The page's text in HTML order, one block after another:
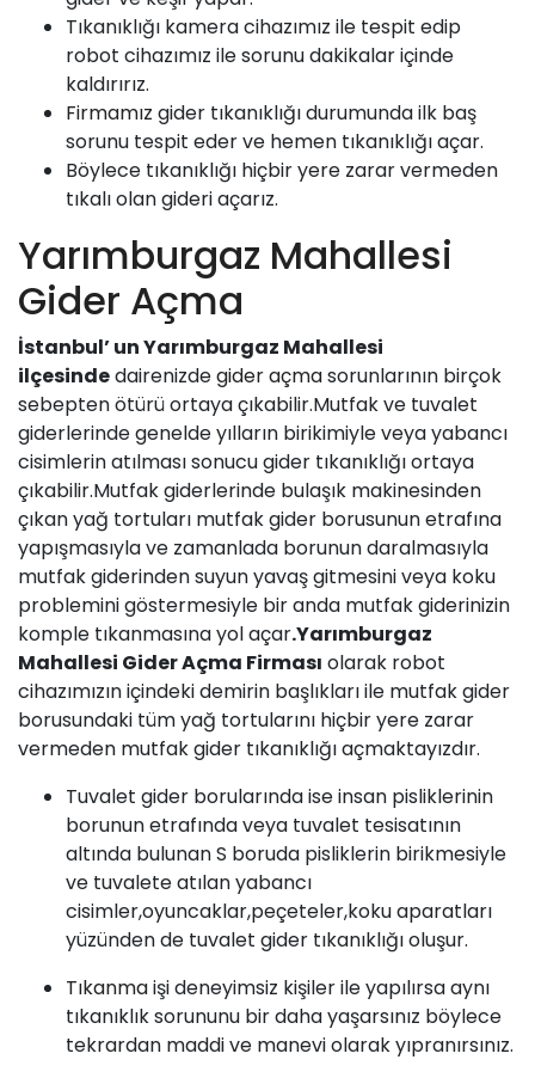
Tıkanıklığı kamera cihazımız ile tespit edip
robot cihazımız ile sorunu dakikalar içinde
kaldırırız.
Firmamız gider tıkanıklığı durumunda ilk baş
sorunu tespit eder ve hemen tıkanıklığı açar.
Böylece tıkanıklığı hiçbir yere zarar vermeden
tıkalı olan gideri açarız.
Yarımburgaz Mahallesi
Gider Açma
İstanbul’ unYarımburgaz Mahallesi
ilçesindedairenizdegider açmasorunlarının birçok
sebepten ötürü ortaya çıkabilir.Mutfak ve tuvalet
giderlerinde genelde yılların birikimiyle veya yabancı
cisimlerin atılması sonucu gider tıkanıklığı ortaya
çıkabilir.Mutfak giderlerinde bulaşık makinesinden
çıkan yağ tortuları mutfak gider borusunun etrafına
yapışmasıyla ve zamanlada borunun daralmasıyla
mutfak giderinden suyun yavaş gitmesini veya koku
problemini göstermesiyle bir anda mutfak giderinizin
komple tıkanmasına yol açar.Yarımburgaz
Mahallesi Gider Açma Firması olarak robot
cihazımızın içindeki demirin başlıkları ile mutfak gider
borusundaki tüm yağ tortularını hiçbir yere zarar
vermeden mutfak gider tıkanıklığı açmaktayızdır.
Tuvalet gider borularında ise insan pisliklerinin
borunun etrafında veya tuvalet tesisatının
altında bulunan S boruda pisliklerin birikmesiyle
ve tuvalete atılan yabancı
cisimler,oyuncaklar,peçeteler,koku aparatları
yüzünden de tuvalet gider tıkanıklığı oluşur.
Tıkanmaişi deneyimsiz kişiler ile yapılırsa aynı
tıkanıklık sorununu bir daha yaşarsınız böylece
tekrardan maddi ve manevi olarak yıpranırsınız.